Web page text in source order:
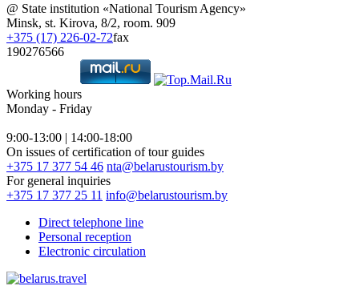
@ State institution «National Tourism Agency»
Minsk, st. Kirova, 8/2, room. 909
+375 (17) 226-02-72fax
190276566
Working hours
Monday - Friday
9:00-13:00 | 14:00-18:00
On issues of certification of tour guides
+375 17 377 54 46 nta@belarustourism.by
For general inquiries
+375 17 377 25 11 info@belarustourism.by
Direct telephone line
Personal reception
Electronic circulation